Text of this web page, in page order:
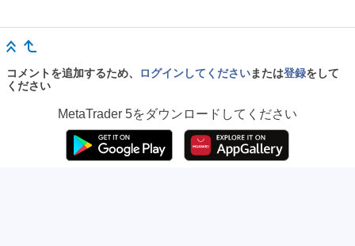
コメントを追加するため、 ログインしてくださいまたは登録をして
ください
MetaTrader 5をダウンロードしてください